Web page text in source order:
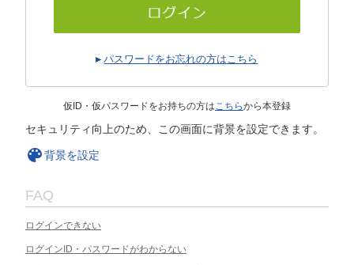
パスワードをお忘れの方はこちら
仮ID・仮パスワードをお持ちの方はこちらから本登録
セキュリティ向上のため、この画面に背景を設定できます。
背景を設定
FAQ
ログインできない
ログインID・パスワードがわからない